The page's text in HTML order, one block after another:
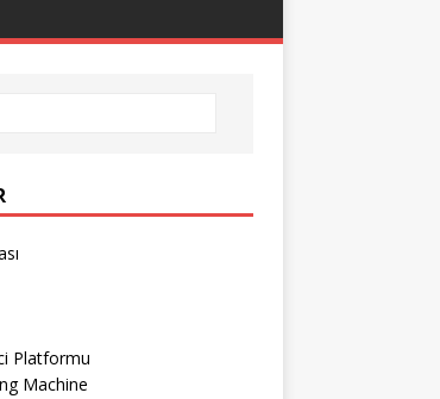
Platformu
Machine